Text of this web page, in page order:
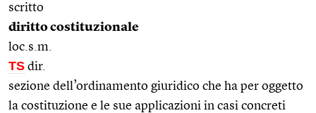
scritto
diritto costituzionale
loc.s.m.
TS dir.
sezione dell’ordinamento giuridico che ha per oggetto
la costituzione e le sue applicazioni in casi concreti